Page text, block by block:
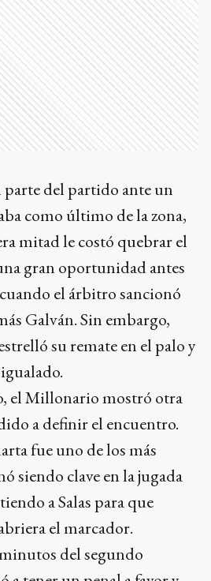
del partido ante un
como último de la zona,
mitad le costó quebrar el
gran oportunidad antes
el árbitro sancionó
Galván. Sin embargo,
su remate en el palo y
el Millonario mostró otra
a definir el encuentro.
fue uno de los más
siendo clave en la jugada
a Salas para que
el marcador.
del segundo